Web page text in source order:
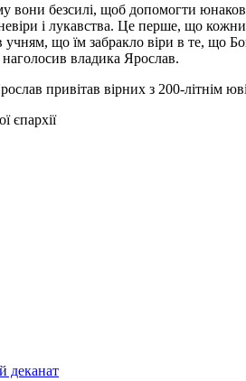
вони безсилі, щоб допомогти
і лукавства. Це перше, що
учням, що їм забракло віри в те, що
владика Ярослав.
привітав вірних з 200-літнім
єпархії
деканат